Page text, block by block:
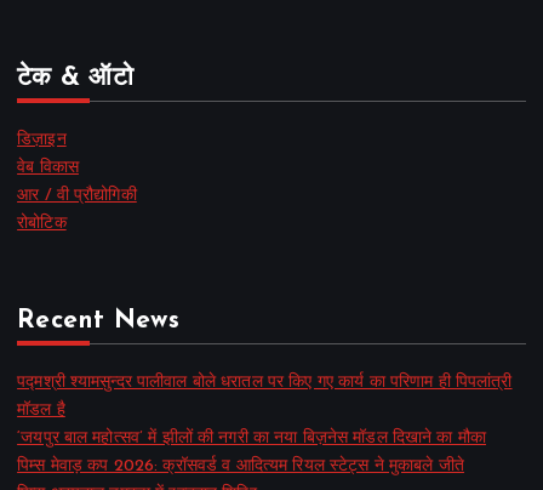
टेक & ऑटो
डिज़ाइन
वेब विकास
आर / वी प्रौद्योगिकी
रोबोटिक
Recent News
पद्मश्री श्यामसुन्दर पालीवाल बोले धरातल पर किए गए कार्य का परिणाम ही पिपलांत्री
मॉडल है
‘जयपुर बाल महोत्सव’ में झीलों की नगरी का नया बिज़नेस मॉडल दिखाने का मौका
पिम्स मेवाड़ कप 2026: क्रॉसवर्ड व आदित्यम रियल स्टेट्स ने मुकाबले जीते